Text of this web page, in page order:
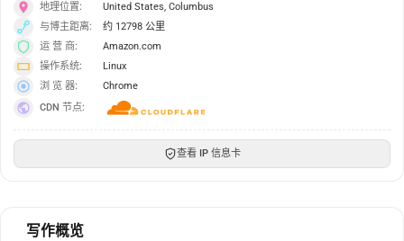
地理位置:
United States, Columbus
与博主距离:
约 12798 公里
运 营 商:
Amazon.com
操作系统:
Linux
浏 览 器:
Chrome
CDN 节点:
查看 IP 信息卡
写作概览